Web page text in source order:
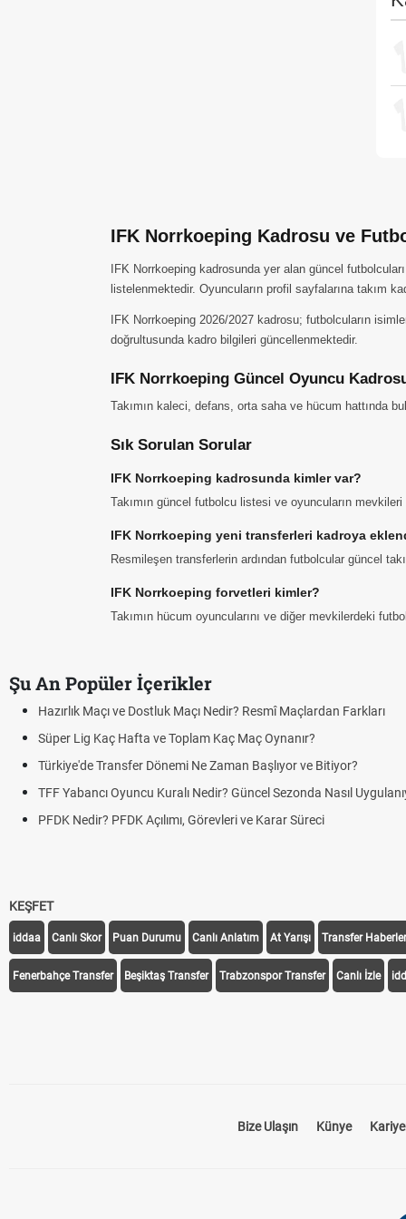
IFK Norrkoeping Kadrosu ve
IFK Norrkoeping kadrosunda yer alan güncel
listelenmektedir. Oyuncuların profil sayfalarına takım
IFK Norrkoeping 2026/2027 kadrosu; futbolcuların
doğrultusunda kadro bilgileri güncellenmektedir.
IFK Norrkoeping Güncel Oyuncu
Takımın kaleci, defans, orta saha ve hücum hattında
Sık Sorulan Sorular
IFK Norrkoeping kadrosunda kimler var?
Takımın güncel futbolcu listesi ve oyuncuların
IFK Norrkoeping yeni transferleri kadroya
Resmileşen transferlerin ardından futbolcular güncel
IFK Norrkoeping forvetleri kimler?
Takımın hücum oyuncularını ve diğer mevkilerdeki
Şu An Popüler İçerikler
Resmî Maçlardan Farkları
Oynanır?
Başlıyor ve Bitiyor?
Sezonda Nasıl Uygulanıyor?
ve Karar Süreci
KEŞFET
iddaa Canlı Skor Puan Durumu Canlı Anlatım At Yarışı Transfer
Fenerbahçe Transfer Beşiktaş Transfer Trabzonspor Transfer Canlı İzle
Bize Ulaşın Künye